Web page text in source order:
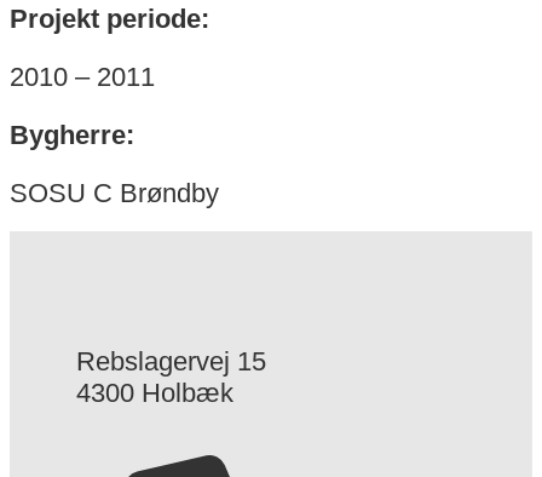
Projekt periode:
2010 – 2011
Bygherre:
SOSU C Brøndby
Rebslagervej 15
4300 Holbæk